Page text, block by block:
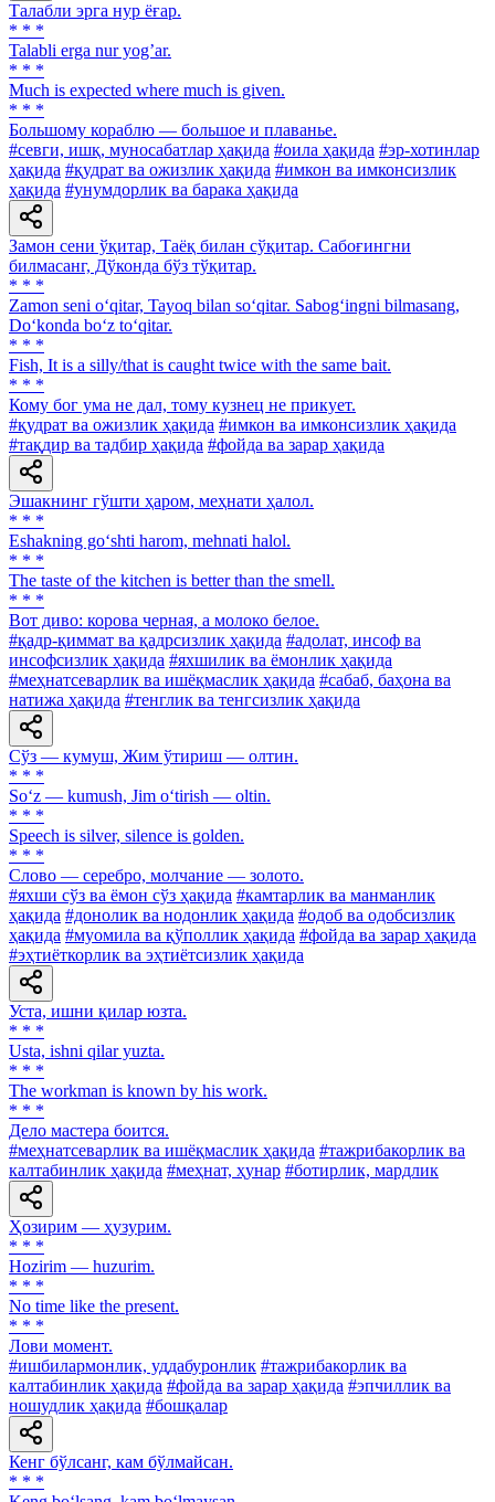
Талабли эрга нур ёғар.
* * *
Talabli erga nur yogʼar.
* * *
Much is expected where much is given.
* * *
Большому кораблю — большое и плаванье.
#севги, ишқ, муносабатлар ҳақида #оила ҳақида #эр-хотинлар
ҳақида #қудрат ва ожизлик ҳақида #имкон ва имконсизлик
ҳақида #унумдорлик ва барака ҳақида
Замон сени ўқитар, Таёқ билан сўқитар. Сабоғингни
билмасанг, Дўконда бўз тўқитар.
* * *
Zamon seni o‘qitar, Tayoq bilan so‘qitar. Sabog‘ingni bilmasang,
Do‘konda bo‘z to‘qitar.
* * *
Fish, It is a silly/that is caught twice with the same bait.
* * *
Кому бог ума не дал, тому кузнец не прикует.
#қудрат ва ожизлик ҳақида #имкон ва имконсизлик ҳақида
#тақдир ва тадбир ҳақида #фойда ва зарар ҳақида
Эшакнинг гўшти ҳаром, меҳнати ҳалол.
* * *
Eshakning go‘shti harom, mehnati halol.
* * *
The taste of the kitchen is better than the smell.
* * *
Вот диво: корова черная, а молоко белое.
#қадр-қиммат ва қадрсизлик ҳақида #адолат, инсоф ва
инсофсизлик ҳақида #яхшилик ва ёмонлик ҳақида
#меҳнатсеварлик ва ишёқмаслик ҳақида #сабаб, баҳона ва
натижа ҳақида #тенглик ва тенгсизлик ҳақида
Сўз — кумуш, Жим ўтириш — олтин.
* * *
So‘z — kumush, Jim o‘tirish — oltin.
* * *
Speech is silver, silence is golden.
* * *
Слово — серебро, молчание — золото.
#яхши сўз ва ёмон сўз ҳақида #камтарлик ва манманлик
ҳақида #донолик ва нодонлик ҳақида #одоб ва одобсизлик
ҳақида #муомила ва қўполлик ҳақида #фойда ва зарар ҳақида
#эҳтиёткорлик ва эҳтиётсизлик ҳақида
Уста, ишни қилар юзта.
* * *
Usta, ishni qilar yuzta.
* * *
The workman is known by his work.
* * *
Дело мастера боится.
#меҳнатсеварлик ва ишёқмаслик ҳақида #тажрибакорлик ва
калтабинлик ҳақида #меҳнат, ҳунар #ботирлик, мардлик
Ҳозирим — ҳузурим.
* * *
Hozirim — huzurim.
* * *
No time like the present.
* * *
Лови момент.
#ишбилармонлик, уддабуронлик #тажрибакорлик ва
калтабинлик ҳақида #фойда ва зарар ҳақида #эпчиллик ва
ношудлик ҳақида #бошқалар
Кенг бўлсанг, кам бўлмайсан.
* * *